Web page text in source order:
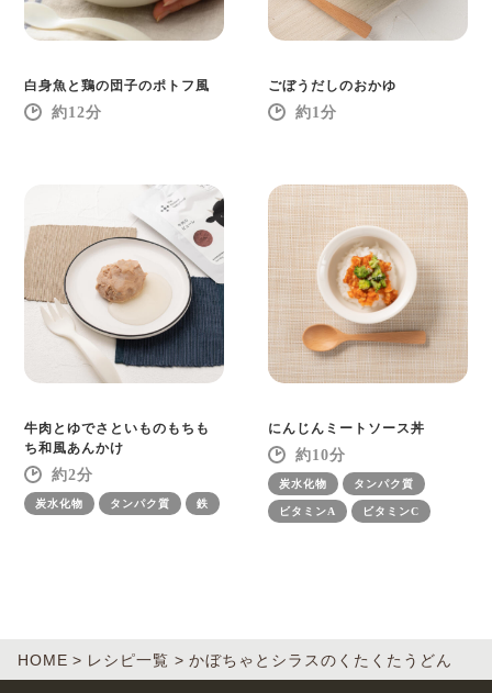
白身魚と鶏の団子のポトフ風
12
ごぼうだしのおかゆ
1
牛肉とゆでさといものもちも
ち和風あんかけ
2
炭水化物 タンパク質 鉄
にんじんミートソース丼
10
炭水化物 タンパク質
ビタミンA ビタミンC
HOME レシピ一覧 かぼちゃとシラスのくたくたうどん